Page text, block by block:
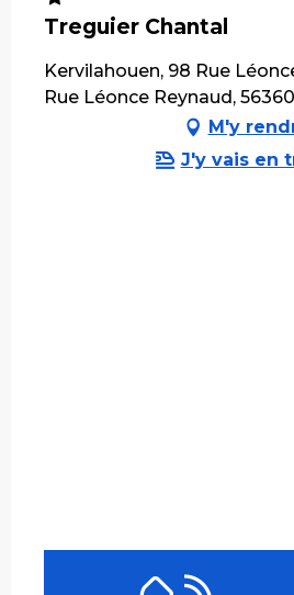
Treguier Chantal
Kervilahouen, 98 Rue
Rue Léonce Reynaud,
M'y
J'y vais en